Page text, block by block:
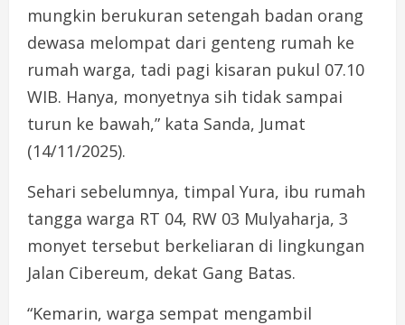
mungkin berukuran setengah badan orang
dewasa melompat dari genteng rumah ke
rumah warga, tadi pagi kisaran pukul 07.10
WIB. Hanya, monyetnya sih tidak sampai
turun ke bawah,” kata Sanda, Jumat
(14/11/2025).
Sehari sebelumnya, timpal Yura, ibu rumah
tangga warga RT 04, RW 03 Mulyaharja, 3
monyet tersebut berkeliaran di lingkungan
Jalan Cibereum, dekat Gang Batas.
“Kemarin, warga sempat mengambil